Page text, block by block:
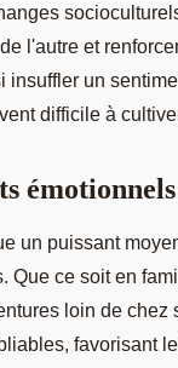
l'autre et
insuffler un
difficile à
un puissant
Que ce soit en
loin de chez
favorisant